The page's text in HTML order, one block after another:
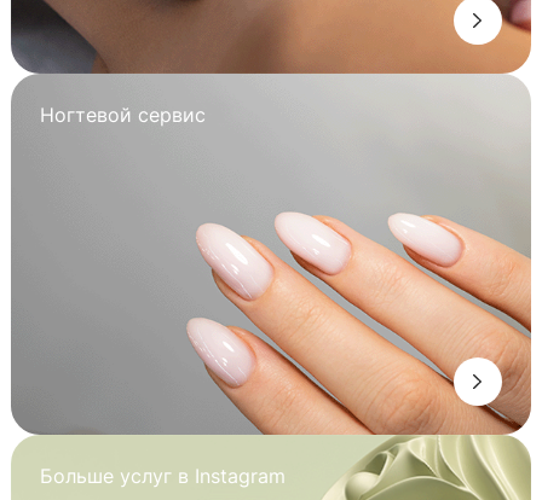
Ногтевой сервис
Больше услуг в Instagram